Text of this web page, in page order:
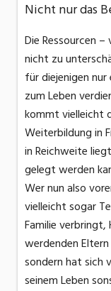
Nicht nur das
Die Ressourcen
nicht zu
für diejenigen
zum Leben
kommt vielleicht
Weiterbildung in
in Reichweite
gelegt werden
Wer nun also
vielleicht sogar
Familie
werdenden
sondern hat sich
seinem Leben